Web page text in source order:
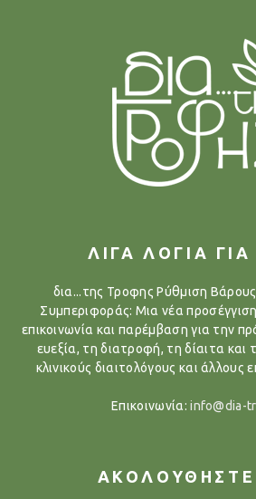
ΛΙΓΑ ΛΟΓΙΑ
δια...της Τροφης Ρύθμιση
Συμπεριφοράς: Μια νέα
επικοινωνία και παρέμβαση για την
ευεξία, τη διατροφή, τη δίαιτα
κλινικούς διαιτολόγους και άλλους
Επικοινωνία:info@dia-